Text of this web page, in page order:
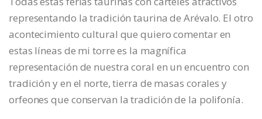
representando la tradición taurina de Arévalo. El otro
acontecimiento cultural que quiero comentar en
estas líneas de mi torre es la magnífica
representación de nuestra coral en un encuentro con
tradición y en el norte, tierra de masas corales y
orfeones que conservan la tradición de la polifonía.